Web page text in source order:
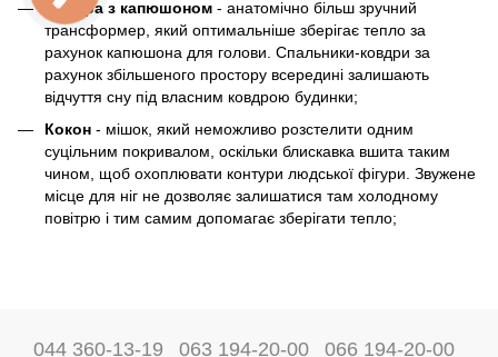
Ковдра з капюшоном - анатомічно більш зручний
трансформер, який оптимальніше зберігає тепло за
рахунок капюшона для голови. Спальники-ковдри за
рахунок збільшеного простору всередині залишають
відчуття сну під власним ковдрою будинки;
Кокон - мішок, який неможливо розстелити одним
суцільним покривалом, оскільки блискавка вшита таким
чином, щоб охоплювати контури людської фігури. Звужене
місце для ніг не дозволяє залишатися там холодному
повітрю і тим самим допомагає зберігати тепло;
044 360-13-19 063 194-20-00 066 194-20-00